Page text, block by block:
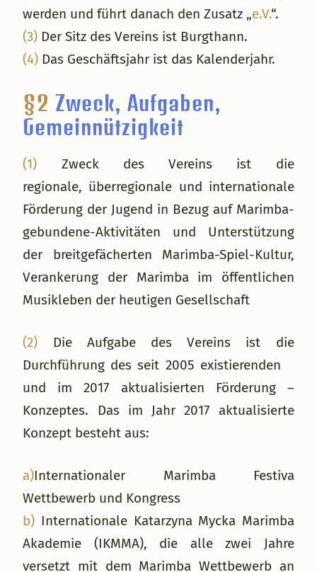
werden und führt danach den Zusatz „e.V.“.
(3) Der Sitz des Vereins ist Burgthann.
(4) Das Geschäftsjahr ist das Kalenderjahr.
§2 Zweck, Aufgaben,
Gemeinnützigkeit
(1) Zweck des Vereins ist die
regionale, überregionale und internationale
Förderung der Jugend in Bezug auf Marimba-
gebundene-Aktivitäten und Unterstützung
der breitgefächerten Marimba-Spiel-Kultur,
Verankerung der Marimba im öffentlichen
Musikleben der heutigen Gesellschaft
(2) Die Aufgabe des Vereins ist die
Durchführung des seit 2005 existierenden
und im 2017 aktualisierten Förderung –
Konzeptes. Das im Jahr 2017 aktualisierte
Konzept besteht aus:
a)Internationaler Marimba Festiva
Wettbewerb und Kongress
b) Internationale Katarzyna Mycka Marimba
Akademie (IKMMA), die alle zwei Jahre
versetzt mit dem Marimba Wettbewerb an